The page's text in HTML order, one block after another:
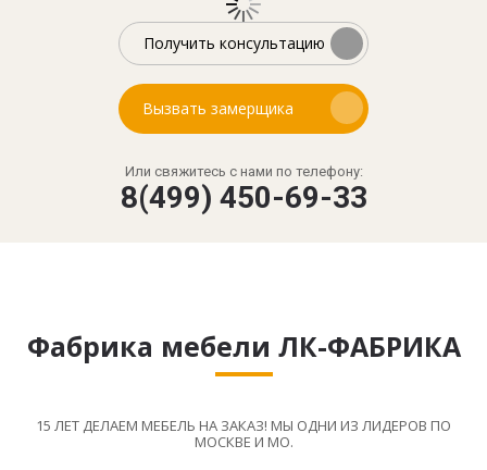
Получить консультацию
Вызвать замерщика
Или свяжитесь с нами по телефону:
8(499) 450-69-33
Фабрика мебели ЛК-ФАБРИКА
15 ЛЕТ ДЕЛАЕМ МЕБЕЛЬ НА ЗАКАЗ! МЫ ОДНИ ИЗ ЛИДЕРОВ ПО
МОСКВЕ И МО.